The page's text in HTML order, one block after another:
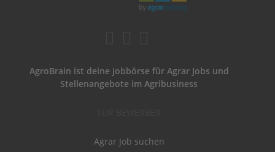
AgroBrain ist deine Jobbörse für Agrar Jobs und
Stellenangebote im Agribusiness
Agrar Job suchen